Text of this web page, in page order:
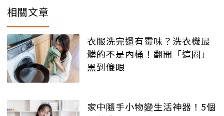
相關文章
衣服洗完還有霉味？洗衣機最
髒的不是內桶！翻開「這圈」
黑到傻眼
家中隨手小物變生活神器！5個